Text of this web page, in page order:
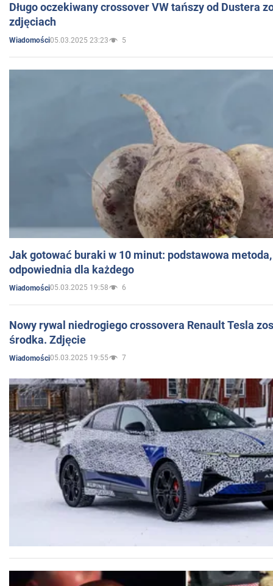
Długo oczekiwany crossover VW tańszy od Dustera
zdjęciach
Wiadomości05.03.2025 23:23 5
Jak gotować buraki w 10 minut: podstawowa
odpowiednia dla każdego
Wiadomości05.03.2025 19:58 6
Nowy rywal niedrogiego crossovera Renault Tesla
środka. Zdjęcie
Wiadomości05.03.2025 19:55 7